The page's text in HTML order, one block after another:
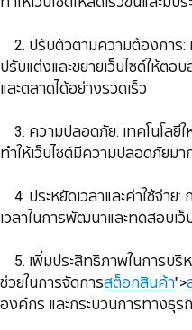
2. ปรับตัวตามความต้องการ:
ปรับแต่งและขยายเว็บไซต์ให้ต
และตลาดได้อย่างรวดเร็ว
3. ความปลอดภัย: เทคโนโลยี
ทำให้เว็บไซต์มีความปลอดภัยม
4. ประหยัดเวลาและค่าใช้จ่าย:
เวลาในการพัฒนาและทดสอบเว็บ
5. เพิ่มประสิทธิภาพในการบริ
ช่วยในการจัดการสต็อกสินค้า">
องค์กร และกระบวนการทางธุ